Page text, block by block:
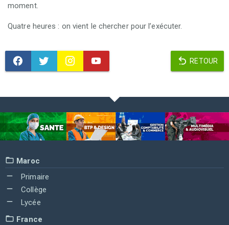
moment.
Quatre heures : on vient le chercher pour l’exécuter.
RETOUR
Maroc
Primaire
Collège
Lycée
France